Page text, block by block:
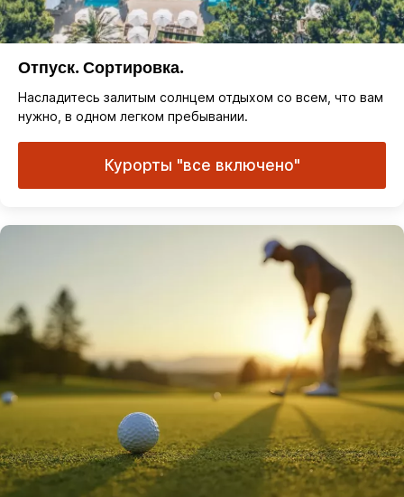
Отпуск. Сортировка.
Насладитесь залитым солнцем отдыхом со всем, что вам
нужно, в одном легком пребывании.
Курорты "все включено"